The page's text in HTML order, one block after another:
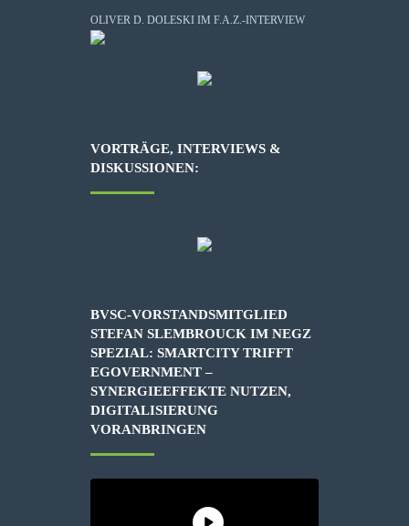
OLIVER D. DOLESKI IM F.A.Z.-INTERVIEW
VORTRÄGE, INTERVIEWS &
DISKUSSIONEN:
BVSC-VORSTANDSMITGLIED
STEFAN SLEMBROUCK IM NEGZ
SPEZIAL: SMARTCITY TRIFFT
EGOVERNMENT –
SYNERGIEEFFEKTE NUTZEN,
DIGITALISIERUNG
VORANBRINGEN